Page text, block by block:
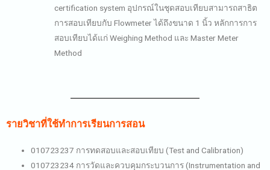
certification system อุปกรณ์ในชุดสอบเทียบสามารถสาธิต
การสอบเทียบกับ Flowmeter ได้ถึงขนาด 1 นิ้ว หลักการการ
สอบเทียบได้แก่ Weighing Method และ Master Meter
Method
รายวิชาที่ใช้ทำการเรียนการสอน
010723237 การทดสอบและสอบเทียบ (Test and Calibration)
010723234 การวัดและควบคุมกระบวนการ (Instrumentation and